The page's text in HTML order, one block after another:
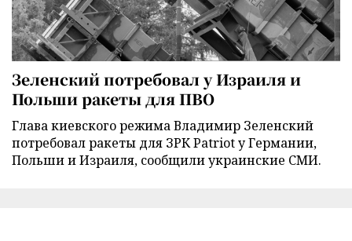
Зеленский потребовал у Израиля и
Польши ракеты для ПВО
Глава киевского режима Владимир Зеленский
потребовал ракеты для ЗРК Patriot у Германии,
Польши и Израиля, сообщили украинские СМИ.